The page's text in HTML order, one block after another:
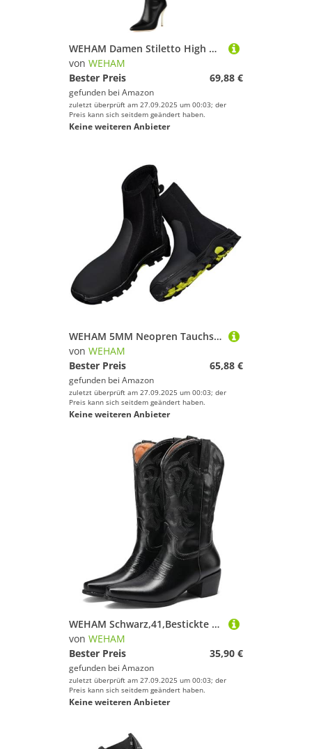
WEHAM Damen Stiletto High Heel Overknee Stiefel, Spitz zulaufende Stretch Kunstleder Oberschenkelhohe Stiefel für den Nachtclub,Schwarz,45
von WEHAM
Bester Preis
69,88 €
gefunden bei Amazon
zuletzt überprüft am 27.09.2025 um 00:03; der
Preis kann sich seitdem geändert haben.
Keine weiteren Anbieter
WEHAM 5MM Neopren Tauchstiefel Surf Scuba Tauchen Schwimmschuhe Windsurfen Unterwasserfischen Kitesurf Ausrüstung Strandschuhe Schnorcheln,Schwarz,37
von WEHAM
Bester Preis
65,88 €
gefunden bei Amazon
zuletzt überprüft am 27.09.2025 um 00:03; der
Preis kann sich seitdem geändert haben.
Keine weiteren Anbieter
WEHAM Schwarz,41,Bestickte Westernstiefel für Damen, Cowboystiefel mit breitem Schaft und klobigem Absatz, modische rote und Schwarze Spitze Retrostiefel mit mittlerer Schafthöhe
von WEHAM
Bester Preis
35,90 €
gefunden bei Amazon
zuletzt überprüft am 27.09.2025 um 00:03; der
Preis kann sich seitdem geändert haben.
Keine weiteren Anbieter